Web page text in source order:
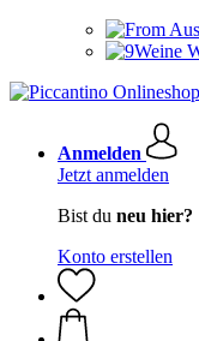
Anmelden
Jetzt anmelden
Bist du neu hier?
Konto erstellen